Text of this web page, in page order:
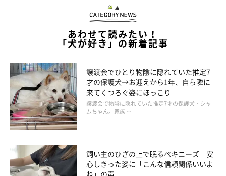
あわせて読みたい！
「犬が好き」の新着記事
譲渡会でひとり物陰に隠れていた推定7
才の保護犬→お迎えから1年、自ら隣に
来てくつろぐ姿にほっこり
譲渡会で物陰に隠れていた推定7才の保護犬・シャ
ムちゃん。家族 …
飼い主のひざの上で眠るペキニーズ 安
心しきった姿に「こんな信頼関係いいよ